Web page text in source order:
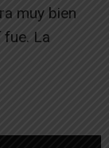
muy bien
fue. La